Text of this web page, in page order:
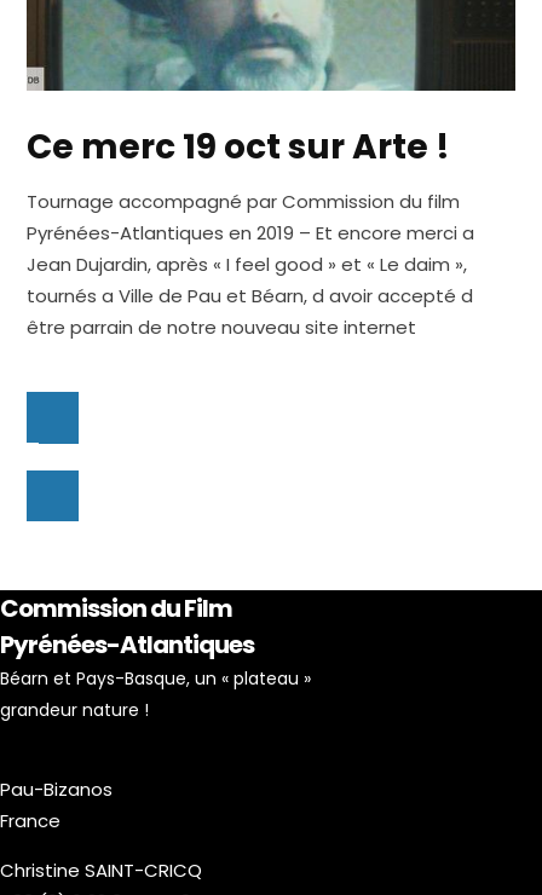
Ce merc 19 oct sur Arte !
Tournage accompagné par Commission du film
Pyrénées-Atlantiques en 2019 – Et encore merci a
Jean Dujardin, après « I feel good » et « Le daim »,
tournés a Ville de Pau et Béarn, d avoir accepté d
être parrain de notre nouveau site internet
Commission du Film
Pyrénées-Atlantiques
Béarn et Pays-Basque, un « plateau »
grandeur nature !
Pau-Bizanos
France
Christine SAINT-CRICQ